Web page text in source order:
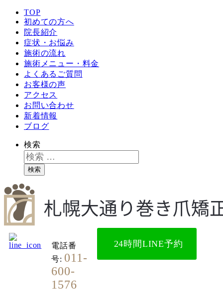
TOP
初めての方へ
院長紹介
症状・お悩み
施術の流れ
施術メニュー・料金
よくあるご質問
お客様の声
アクセス
お問い合わせ
新着情報
ブログ
検索
検索
電話番
号: 011-
600-
1576
24時間LINE予約